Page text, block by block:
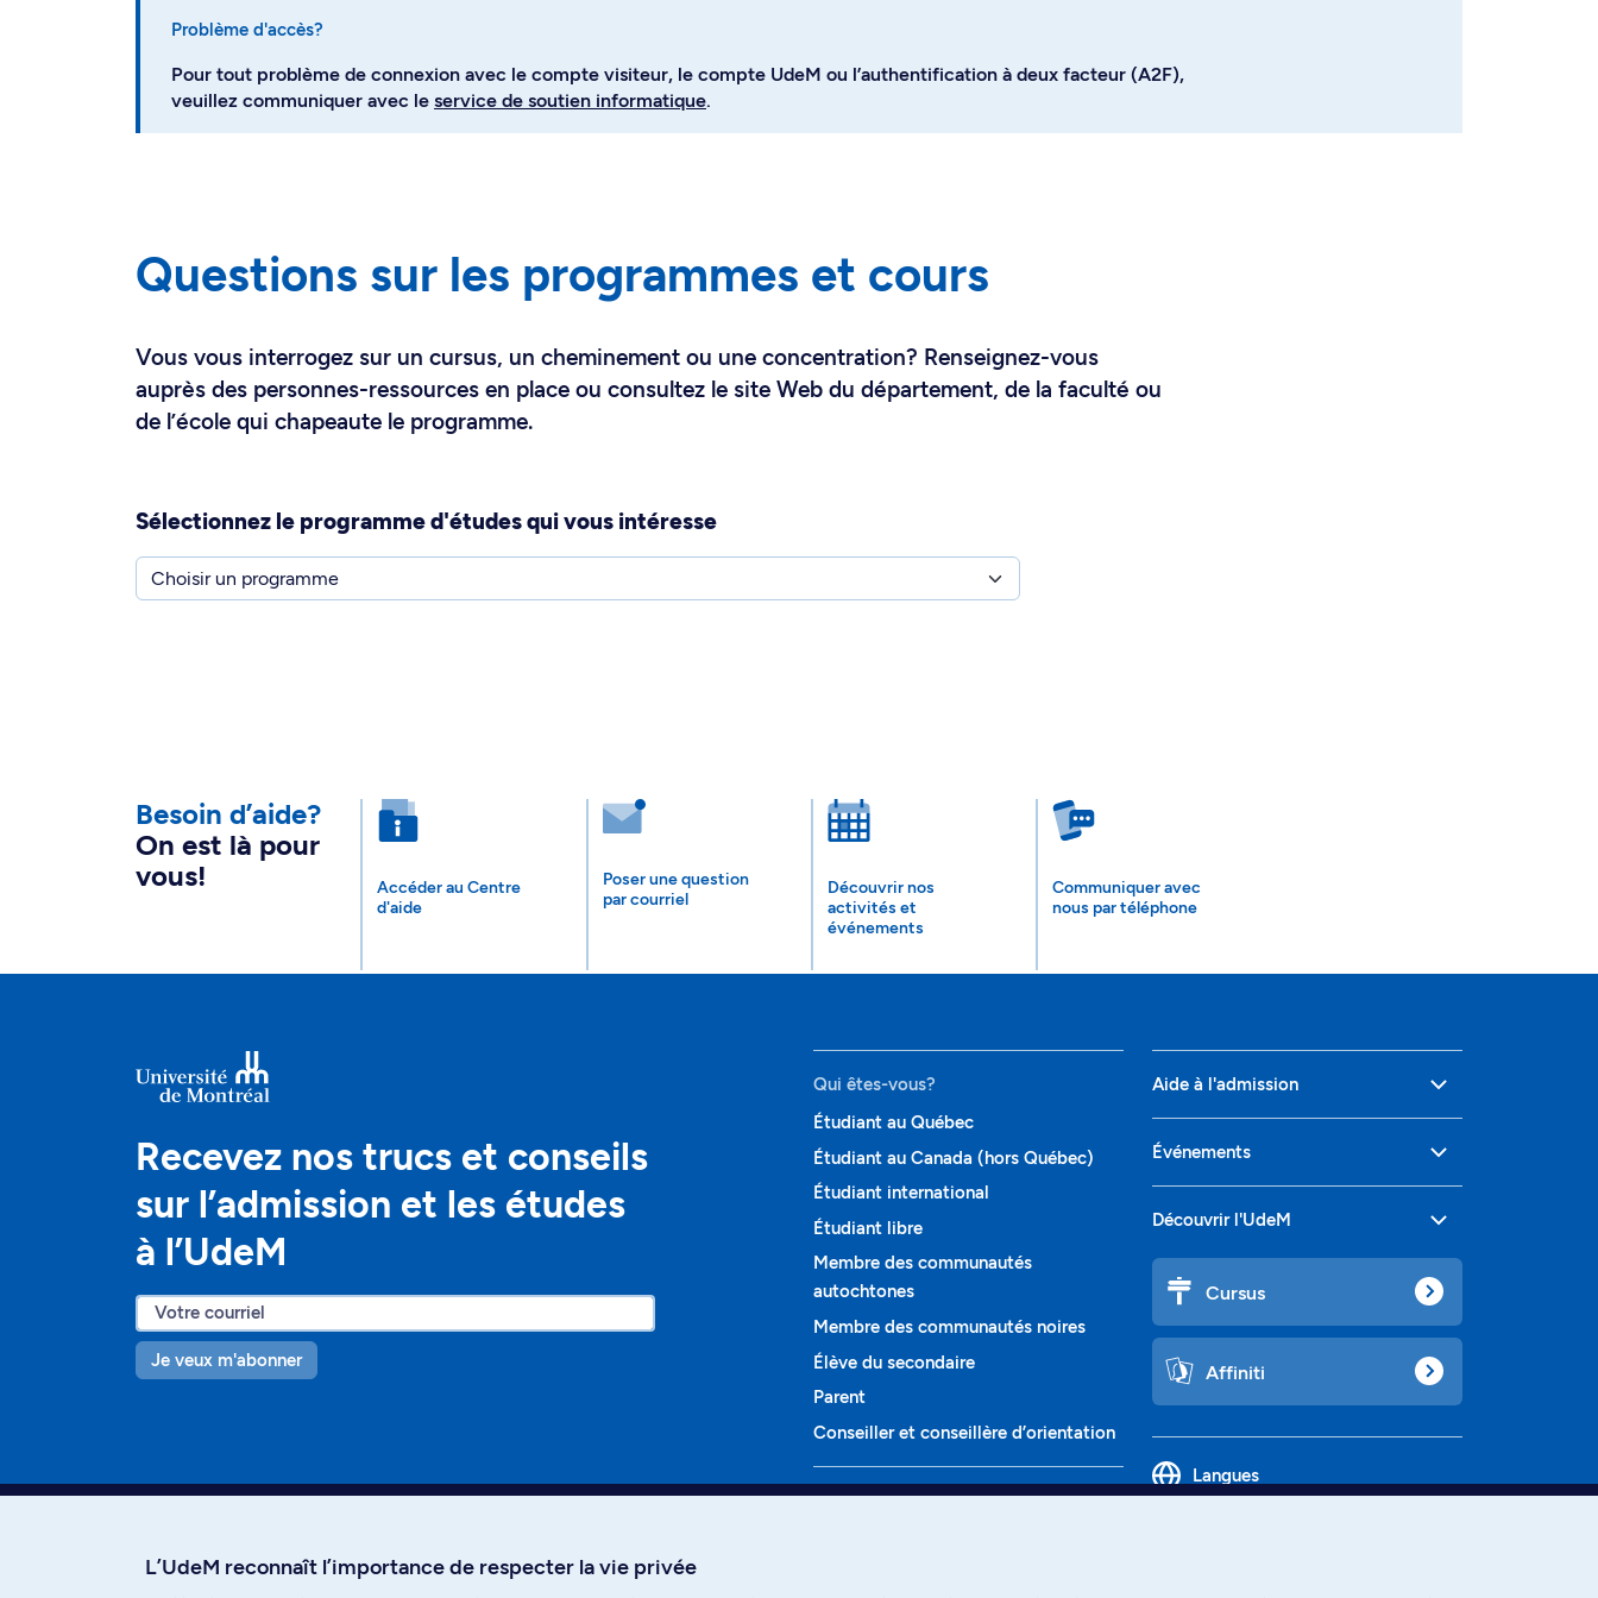
Problème d'accès?
Pour tout problème de connexion avec le compte visiteur, le compte UdeM ou l’authentification à deux facteur (A2F),
veuillez communiquer avec le service de soutien informatique.
Questions sur les programmes et cours
Vous vous interrogez sur un cursus, un cheminement ou une concentration? Renseignez-vous
auprès des personnes-ressources en place ou consultez le site Web du département, de la faculté ou
de l’école qui chapeaute le programme.
Sélectionnez le programme d'études qui vous intéresse
Besoin d’aide?
On est là pour
vous!
Accéder au Centre
d'aide
Poser une question
par courriel
Découvrir nos
activités et
événements
Communiquer avec
nous par téléphone
Recevez nos trucs et conseils
sur l’admission et les études
à l’UdeM
Je veux m'abonner
Qui êtes-vous?
Étudiant au Québec
Étudiant au Canada (hors Québec)
Étudiant international
Étudiant libre
Membre des communautés
autochtones
Membre des communautés noires
Élève du secondaire
Parent
Conseiller et conseillère d’orientation
Programmes et cours
Aide à l'admission
Événements
Découvrir l'UdeM
Cursus
Affiniti
Langues
L’UdeM reconnaît l’importance de respecter la vie privée